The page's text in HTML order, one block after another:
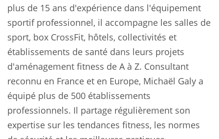
plus de 15 ans d'expérience dans l'équipement
sportif professionnel, il accompagne les salles de
sport, box CrossFit, hôtels, collectivités et
établissements de santé dans leurs projets
d'aménagement fitness de A à Z. Consultant
reconnu en France et en Europe, Michaël Galy a
équipé plus de 500 établissements
professionnels. Il partage régulièrement son
expertise sur les tendances fitness, les normes